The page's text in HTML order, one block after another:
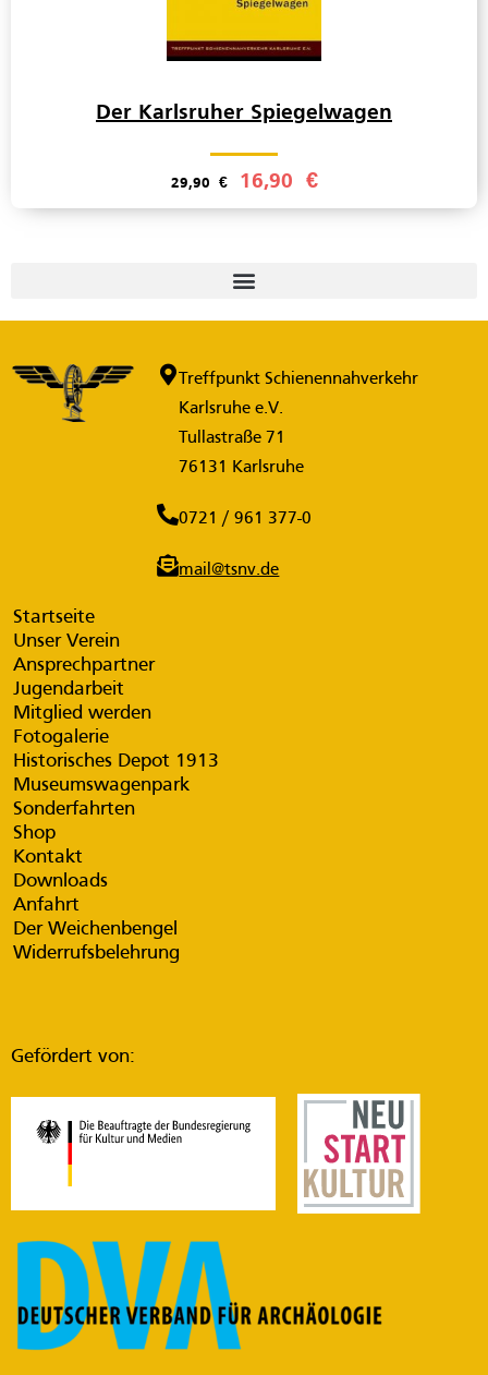
Der Karlsruher Spiegelwagen
29,90 € 16,90 €
Treffpunkt Schienennahverkehr
Karlsruhe e.V.
Tullastraße 71
76131 Karlsruhe
0721 / 961 377-0
mail@tsnv.de
Startseite
Unser Verein
Ansprechpartner
Jugendarbeit
Mitglied werden
Fotogalerie
Historisches Depot 1913
Museumswagenpark
Sonderfahrten
Shop
Kontakt
Downloads
Anfahrt
Der Weichenbengel
Widerrufsbelehrung
Gefördert von: